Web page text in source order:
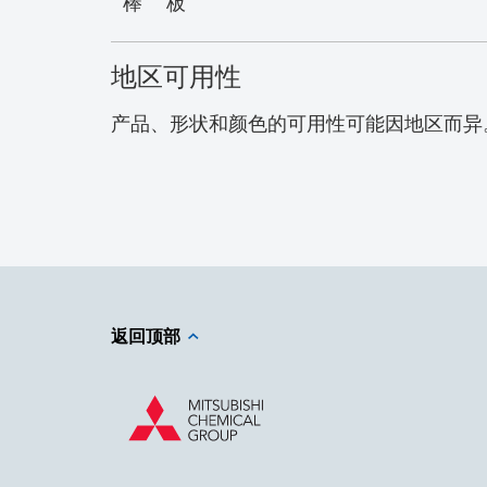
地区可用性
产品、形状和颜色的可用性可能因地区而异
返回顶部